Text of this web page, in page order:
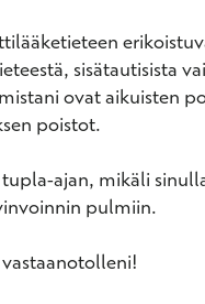
sisätautisista
ovat aikuisten
poistot.
ajan, mikäli
pulmiin.